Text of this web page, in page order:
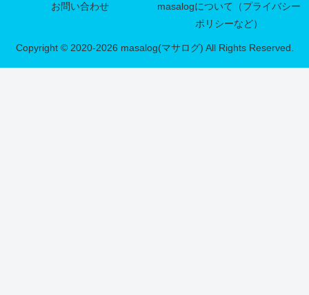
お問い合わせ
masalogについて（プライバシー
ポリシーなど）
Copyright © 2020-2026 masalog(マサログ) All Rights Reserved.